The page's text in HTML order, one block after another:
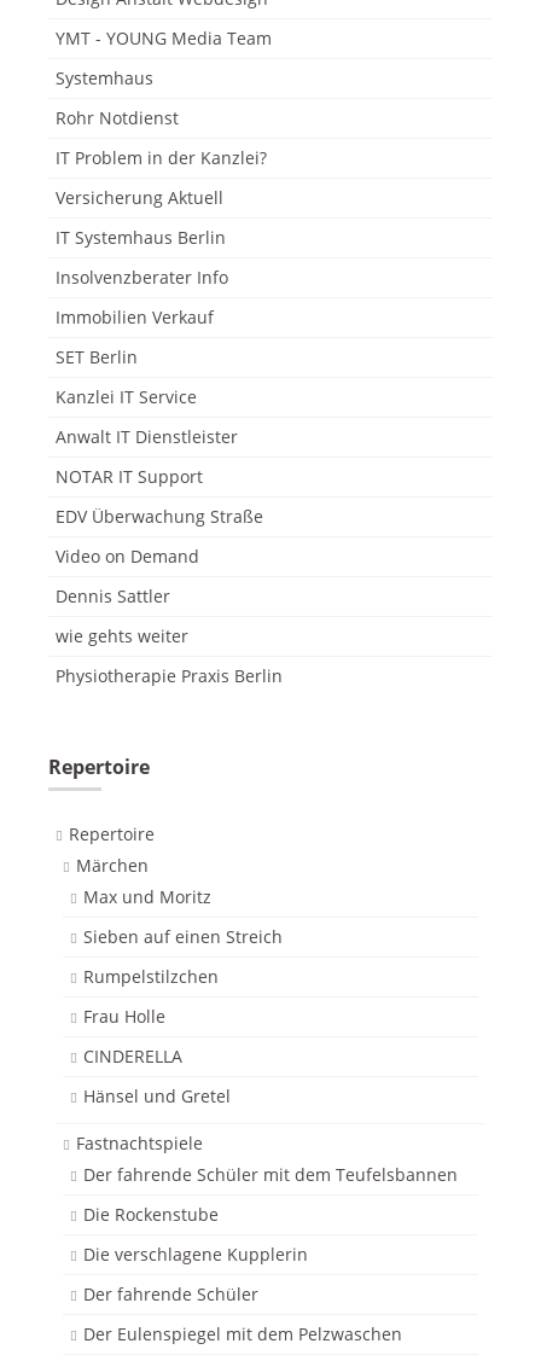
YMT - YOUNG Media Team
Systemhaus
Rohr Notdienst
IT Problem in der Kanzlei?
Versicherung Aktuell
IT Systemhaus Berlin
Insolvenzberater Info
Immobilien Verkauf
SET Berlin
Kanzlei IT Service
Anwalt IT Dienstleister
NOTAR IT Support
EDV Überwachung Straße
Video on Demand
Dennis Sattler
wie gehts weiter
Physiotherapie Praxis Berlin
Repertoire
Repertoire
Märchen
Max und Moritz
Sieben auf einen Streich
Rumpelstilzchen
Frau Holle
CINDERELLA
Hänsel und Gretel
Fastnachtspiele
Der fahrende Schüler mit dem Teufelsbannen
Die Rockenstube
Die verschlagene Kupplerin
Der fahrende Schüler
Der Eulenspiegel mit dem Pelzwaschen